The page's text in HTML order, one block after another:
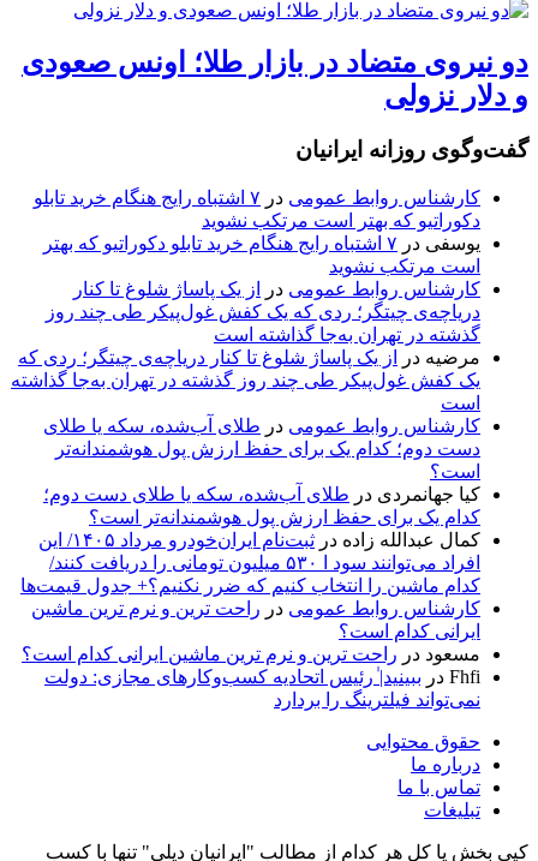
دو نیروی متضاد در بازار طلا؛ اونس صعودی
و دلار نزولی
گفت‌وگوی روزانه ایرانیان
کارشناس روابط عمومی در
۷ اشتباه رایج هنگام خرید تابلو
دکوراتیو که بهتر است مرتکب نشوید
یوسفی در
۷ اشتباه رایج هنگام خرید تابلو دکوراتیو که بهتر
است مرتکب نشوید
کارشناس روابط عمومی در
از یک پاساژ شلوغ تا کنار
دریاچه‌ی چیتگر؛ ردی که یک کفش غول‌پیکر طی چند روز
گذشته در تهران به‌جا گذاشته است
مرضیه در
از یک پاساژ شلوغ تا کنار دریاچه‌ی چیتگر؛ ردی که
یک کفش غول‌پیکر طی چند روز گذشته در تهران به‌جا گذاشته
است
کارشناس روابط عمومی در طلای آب‌شده، سکه یا طلای
دست دوم؛ کدام یک برای حفظ ارزش پول هوشمندانه‌تر
است؟
کیا جهانمردی در طلای آب‌شده، سکه یا طلای دست دوم؛
کدام یک برای حفظ ارزش پول هوشمندانه‌تر است؟
کمال عبدالله زاده در
ثبت‌نام ایران‌خودرو مرداد ۱۴۰۵/ این
افراد می‌توانند سود ا ۵۳۰ میلیون تومانی را دریافت کنند/
کدام ماشین را انتخاب کنیم که ضرر نکنیم؟+ جدول قیمت‌ها
کارشناس روابط عمومی در راحت ترین و نرم ترین ماشین
ایرانی کدام است؟
مسعود در راحت ترین و نرم ترین ماشین ایرانی کدام است؟
Fhfi در ببینید| ٰرئیس اتحادیه کسب‌وکارهای مجازی: دولت
نمی‌تواند فیلترینگ را بردارد
حقوق محتوایی
درباره ما
تماس با ما
تبلیغات
کپی بخش یا کل هر کدام از مطالب "ایرانیان دیلی" تنها با کسب